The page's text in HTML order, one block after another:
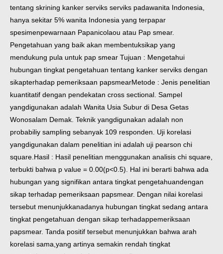
tentang skrining kanker serviks serviks padawanita Indonesia,
hanya sekitar 5% wanita Indonesia yang terpapar
spesimenpewarnaan Papanicolaou atau Pap smear.
Pengetahuan yang baik akan membentuksikap yang
mendukung pula untuk pap smear Tujuan : Mengetahui
hubungan tingkat pengetahuan tentang kanker serviks dengan
sikapterhadap pemeriksaan papsmearMetode : Jenis penelitian
kuantitatif dengan pendekatan cross sectional. Sampel
yangdigunakan adalah Wanita Usia Subur di Desa Getas
Wonosalam Demak. Teknik yangdigunakan adalah non
probabiliy sampling sebanyak 109 responden. Uji korelasi
yangdigunakan dalam penelitian ini adalah uji pearson chi
square.Hasil : Hasil penelitian menggunakan analisis chi square,
terbukti bahwa p value = 0.00(p<0.5). Hal ini berarti bahwa ada
hubungan yang signifikan antara tingkat pengetahuandengan
sikap terhadap pemeriksaan papsmear. Dengan nilai korelasi
tersebut menunjukkanadanya hubungan tingkat sedang antara
tingkat pengetahuan dengan sikap terhadappemeriksaan
papsmear. Tanda positif tersebut menunjukkan bahwa arah
korelasi sama,yang artinya semakin rendah tingkat